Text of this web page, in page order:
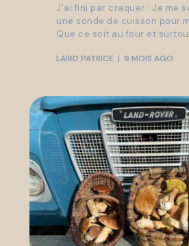
J'ai fini par craquer : Je me
une sonde de cuisson pour
Que ce soit au four et
LAIRD PATRICE 9 MOIS AGO